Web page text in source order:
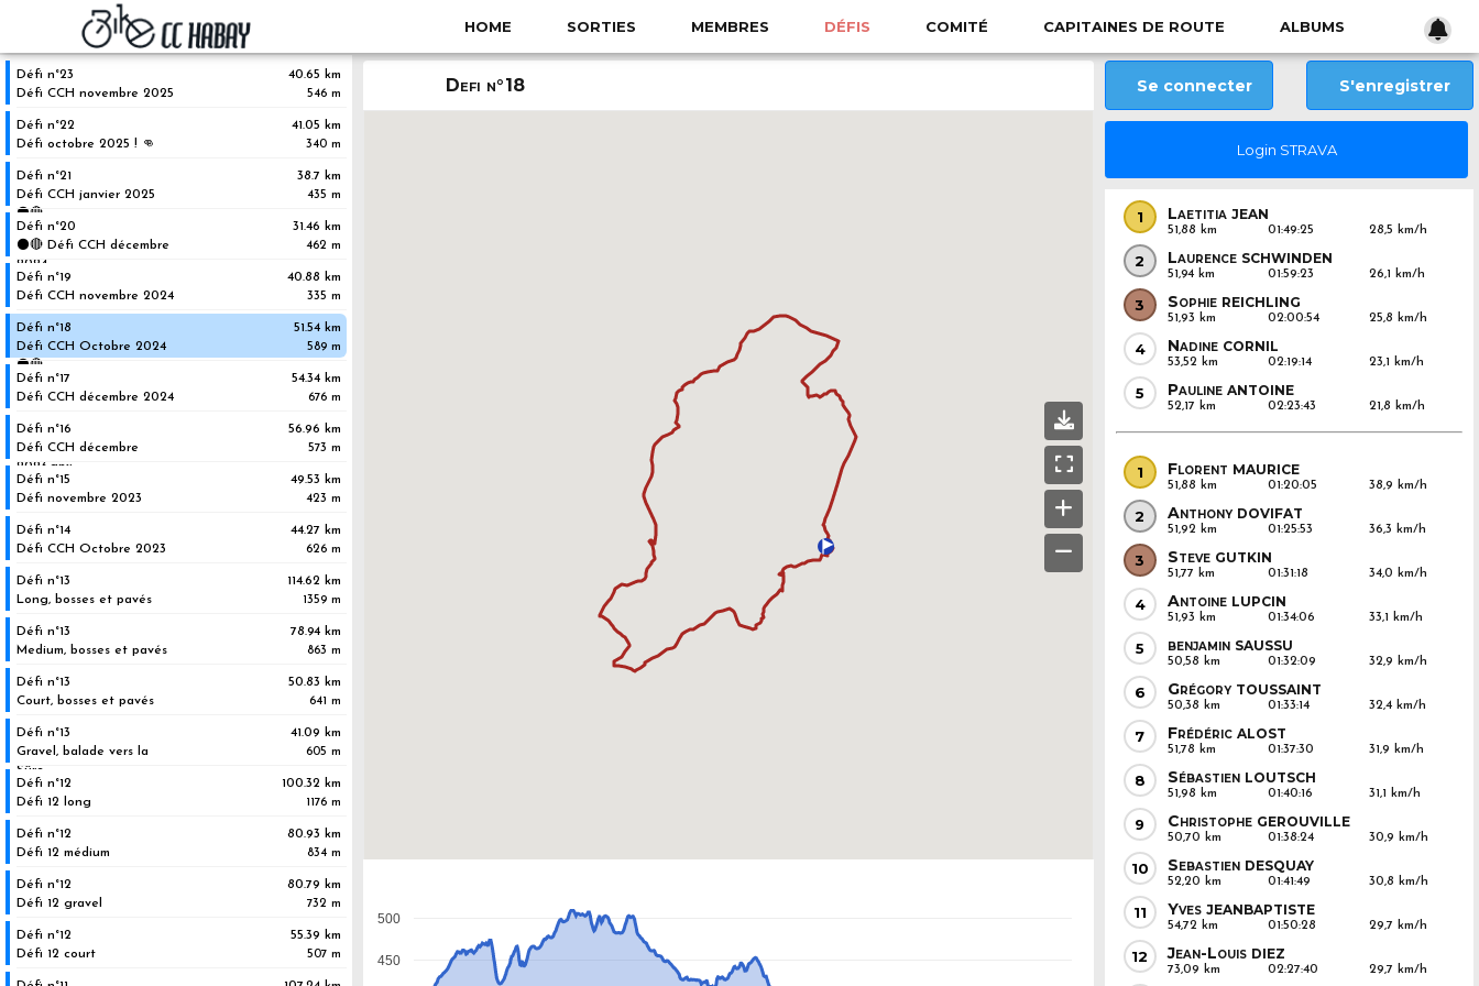
HOME SORTIES MEMBRES DÉFIS COMITÉ CAPITAINES DE ROUTE ALBUMS
Défi n°23
40.65 km
Défi CCH novembre 2025
546 m
Défi n°22
41.05 km
Défi octobre 2025 ! 👊
340 m
Défi n°21
38.7 km
Défi CCH janvier 2025
⚫🔴
435 m
Défi n°20
31.46 km
⚫🔴 Défi CCH décembre
2024
462 m
Défi n°19
40.88 km
Défi CCH novembre 2024
335 m
Défi n°18
51.54 km
Défi CCH Octobre 2024
⚫🔴
589 m
Défi n°17
54.34 km
Défi CCH décembre 2024
676 m
Défi n°16
56.96 km
Défi CCH décembre
2023.gpx
573 m
Défi n°15
49.53 km
Défi novembre 2023
423 m
Défi n°14
44.27 km
Défi CCH Octobre 2023
626 m
Défi n°13
114.62 km
Long, bosses et pavés
1359 m
Défi n°13
78.94 km
Medium, bosses et pavés
863 m
Défi n°13
50.83 km
Court, bosses et pavés
641 m
Défi n°13
41.09 km
Gravel, balade vers la
Sûre
605 m
Défi n°12
100.32 km
Défi 12 long
1176 m
Défi n°12
80.93 km
Défi 12 médium
834 m
Défi n°12
80.79 km
Défi 12 gravel
732 m
Défi n°12
55.39 km
Défi 12 court
507 m
Defi n°18
450
500
Se connecter S'enregistrer
Login STRAVA
1 Laetitia JEAN
51,88 km 01:49:25 28,5 km/h
2 Laurence SCHWINDEN
51,94 km 01:59:23 26,1 km/h
3 Sophie REICHLING
51,93 km 02:00:54 25,8 km/h
4 Nadine CORNIL
53,52 km 02:19:14 23,1 km/h
5 Pauline ANTOINE
52,17 km 02:23:43 21,8 km/h
1 Florent MAURICE
51,88 km 01:20:05 38,9 km/h
2 Anthony DOVIFAT
51,92 km 01:25:53 36,3 km/h
3 Steve GUTKIN
51,77 km 01:31:18 34,0 km/h
4 Antoine LUPCIN
51,93 km 01:34:06 33,1 km/h
5 benjamin SAUSSU
50,58 km 01:32:09 32,9 km/h
6 Grégory TOUSSAINT
50,38 km 01:33:14 32,4 km/h
7 Frédéric ALOST
51,78 km 01:37:30 31,9 km/h
8 Sébastien LOUTSCH
51,98 km 01:40:16 31,1 km/h
9 Christophe GEROUVILLE
50,70 km 01:38:24 30,9 km/h
10 Sebastien DESQUAY
52,20 km 01:41:49 30,8 km/h
11 Yves JEANBAPTISTE
54,72 km 01:50:28 29,7 km/h
12 Jean-Louis DIEZ
73,09 km 02:27:40 29,7 km/h